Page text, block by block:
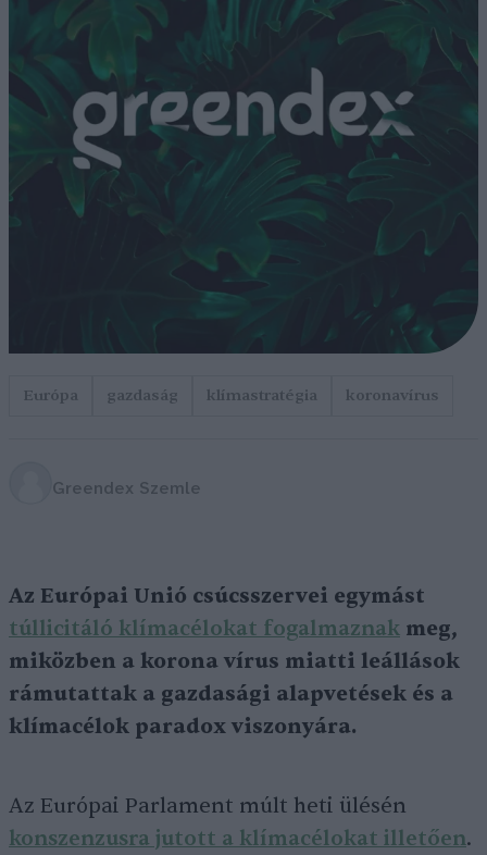
Európa gazdaság klímastratégia koronavírus
Greendex Szemle
Az Európai Unió csúcsszervei egymást
túllicitáló klímacélokat fogalmaznak meg,
miközben a korona vírus miatti leállások
rámutattak a gazdasági alapvetések és a
klímacélok paradox viszonyára.
Az Európai Parlament múlt heti ülésén
konszenzusra jutott a klímacélokat illetően.